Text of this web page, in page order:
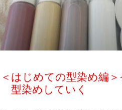
＜はじめての型染め編
型染めしていく